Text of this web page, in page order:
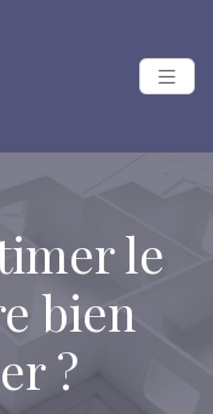
le
bien
?